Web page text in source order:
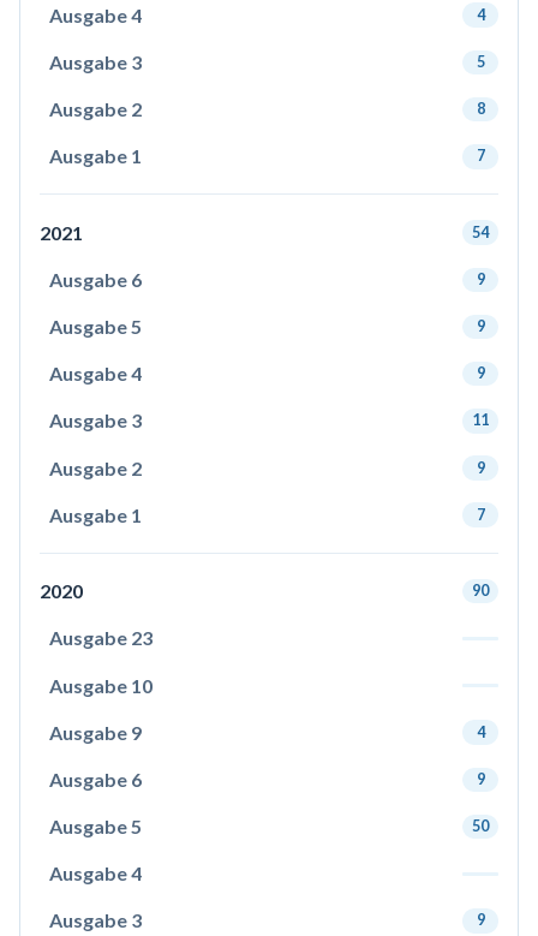
Ausgabe 4 4
Ausgabe 3 5
Ausgabe 2 8
Ausgabe 1 7
2021 54
Ausgabe 6 9
Ausgabe 5 9
Ausgabe 4 9
Ausgabe 3 11
Ausgabe 2 9
Ausgabe 1 7
2020 90
Ausgabe 23
Ausgabe 10
Ausgabe 9 4
Ausgabe 6 9
Ausgabe 5 50
Ausgabe 4
Ausgabe 3 9